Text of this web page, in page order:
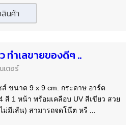
นค้า
ทำเลขายของดีๆ ..
เตอร์
ขนาด 9 x 9 cm. กระดาษ อาร์ต
สี 1 หน้า พร้อมเคลือบ UV สีเขียว สวย
มีเส้น) สามารถจดโน๊ต หรื ...